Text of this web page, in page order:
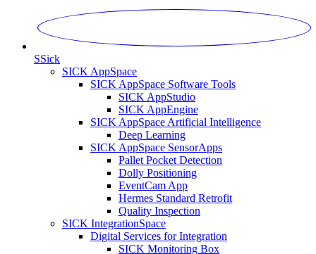
SSick
SICK AppSpace
SICK AppSpace Software Tools
SICK AppStudio
SICK AppEngine
SICK AppSpace Artificial Intelligence
Deep Learning
SICK AppSpace SensorApps
Pallet Pocket Detection
Dolly Positioning
EventCam App
Hermes Standard Retrofit
Quality Inspection
SICK IntegrationSpace
Digital Services for Integration
SICK Monitoring Box